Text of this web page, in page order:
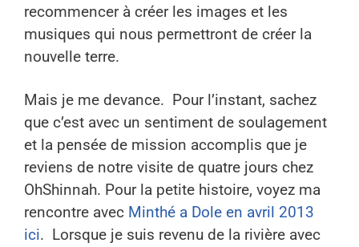
recommencer à créer les images et les
musiques qui nous permettront de créer la
nouvelle terre.
Mais je me devance.
Pour l’instant, sachez
que c’est avec un sentiment de soulagement
et la pensée de mission accomplis que je
reviens de notre visite de quatre jours chez
OhShinnah. Pour la petite histoire, voyez ma
rencontre avec Minthé a Dole en avril 2013
ici.
Lorsque je suis revenu de la rivière avec